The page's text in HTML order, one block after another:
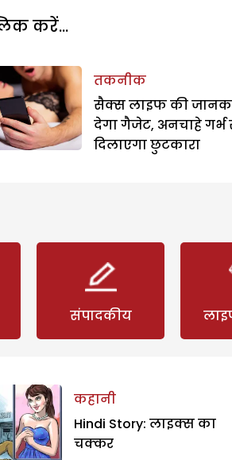
करें...
तकनीक
सैक्स लाइफ की
देगा गैजेट, अनचाहे गर्भ
दिलाएगा छुटकारा
संपादकीय
कहानी
Hindi Story: लाइक्स का
चक्कर